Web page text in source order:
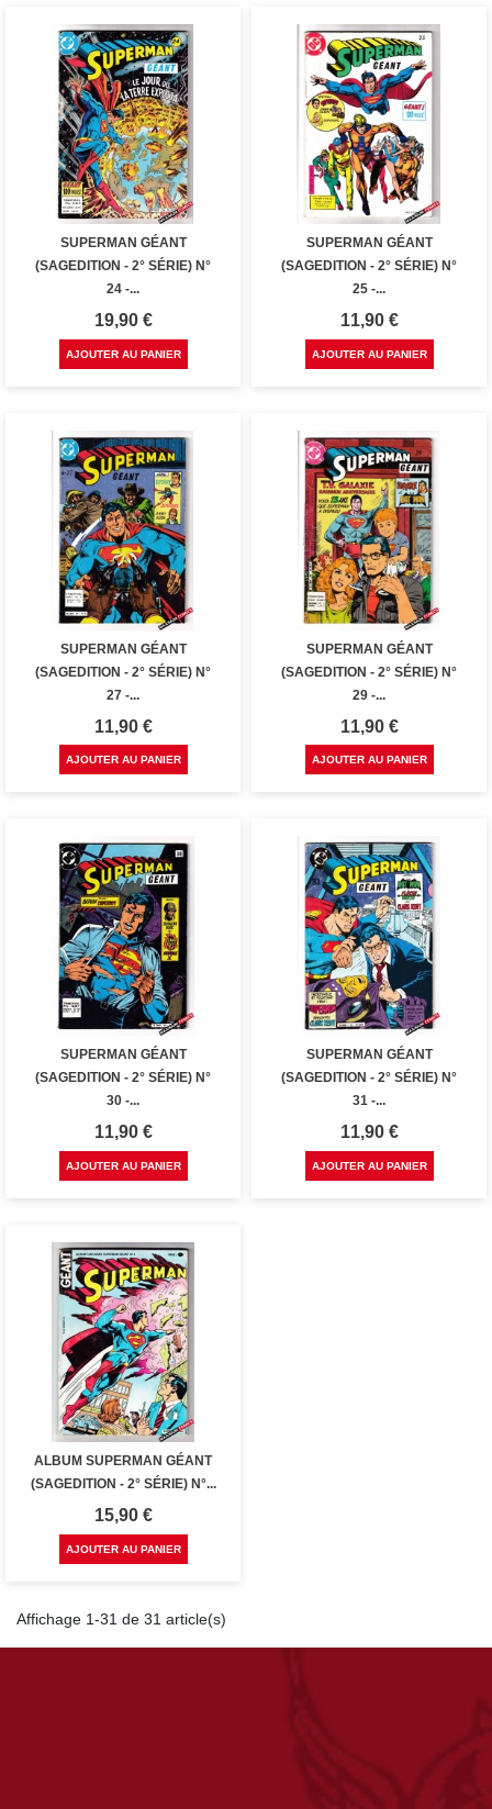
SUPERMAN GÉANT
(SAGEDITION - 2° SÉRIE) N°
24 -...
Prix
19,90 €
AJOUTER AU PANIER
SUPERMAN GÉANT
(SAGEDITION - 2° SÉRIE) N°
25 -...
Prix
11,90 €
AJOUTER AU PANIER
SUPERMAN GÉANT
(SAGEDITION - 2° SÉRIE) N°
27 -...
Prix
11,90 €
AJOUTER AU PANIER
SUPERMAN GÉANT
(SAGEDITION - 2° SÉRIE) N°
29 -...
Prix
11,90 €
AJOUTER AU PANIER
SUPERMAN GÉANT
(SAGEDITION - 2° SÉRIE) N°
30 -...
Prix
11,90 €
AJOUTER AU PANIER
SUPERMAN GÉANT
(SAGEDITION - 2° SÉRIE) N°
31 -...
Prix
11,90 €
AJOUTER AU PANIER
ALBUM SUPERMAN GÉANT
(SAGEDITION - 2° SÉRIE) N°...
Prix
15,90 €
AJOUTER AU PANIER
Affichage 1-31 de 31 article(s)